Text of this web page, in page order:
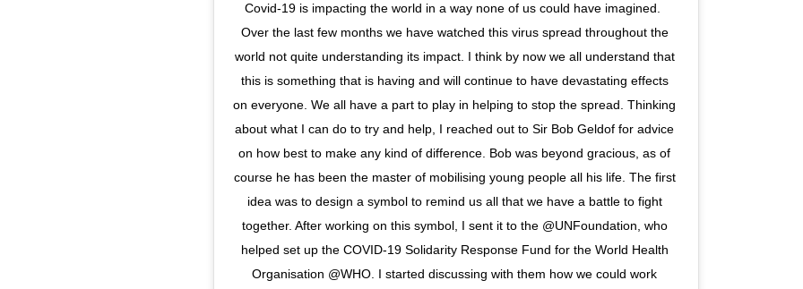
Covid-19 is impacting the world in a way none of us could have imagined.
Over the last few months we have watched this virus spread throughout the
world not quite understanding its impact. I think by now we all understand that
this is something that is having and will continue to have devastating effects
on everyone. We all have a part to play in helping to stop the spread. Thinking
about what I can do to try and help, I reached out to Sir Bob Geldof for advice
on how best to make any kind of difference. Bob was beyond gracious, as of
course he has been the master of mobilising young people all his life. The first
idea was to design a symbol to remind us all that we have a battle to fight
together. After working on this symbol, I sent it to the @UNFoundation, who
helped set up the COVID-19 Solidarity Response Fund for the World Health
Organisation @WHO. I started discussing with them how we could work